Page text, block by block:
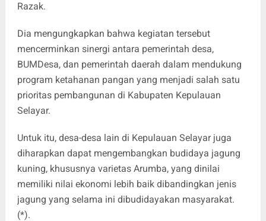
Razak.
Dia mengungkapkan bahwa kegiatan tersebut
mencerminkan sinergi antara pemerintah desa,
BUMDesa, dan pemerintah daerah dalam mendukung
program ketahanan pangan yang menjadi salah satu
prioritas pembangunan di Kabupaten Kepulauan
Selayar.
Untuk itu, desa-desa lain di Kepulauan Selayar juga
diharapkan dapat mengembangkan budidaya jagung
kuning, khususnya varietas Arumba, yang dinilai
memiliki nilai ekonomi lebih baik dibandingkan jenis
jagung yang selama ini dibudidayakan masyarakat.
(*).